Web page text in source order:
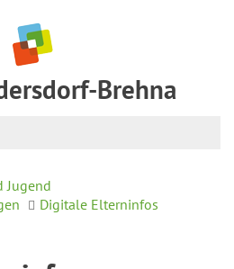
Brehna
Jugend
Digitale Elterninfos